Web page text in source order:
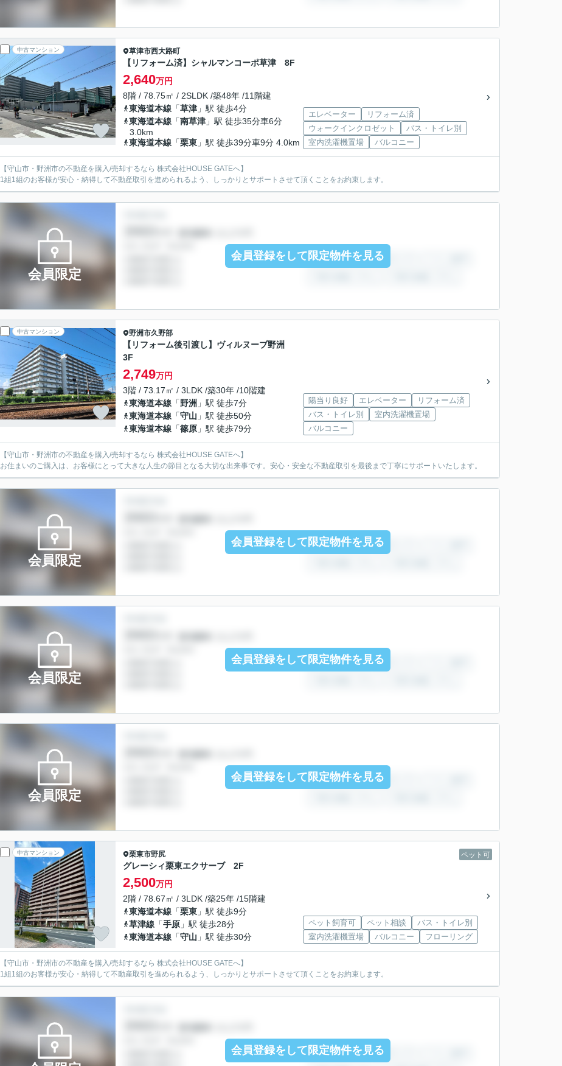
中古マンション 草津市西大路町
【リフォーム済】シャルマンコーポ草津 8F
2,640万円
8階 / 78.75㎡ / 2SLDK /築48年 /11階建
東海道本線 「草津 」駅 徒歩4分
東海道本線 「南草津 」駅 徒歩35分車6分
3.0km
東海道本線 「栗東 」駅 徒歩39分車9分 4.0km
エレベーター
リフォーム済
ウォークインクロゼット
バス・トイレ別
室内洗濯機置場
バルコニー
【守山市・野洲市の不動産を購入/売却するなら 株式会社HOUSE GATEへ】
1組1組のお客様が安心・納得して不動産取引を進められるよう、しっかりとサポートさせて頂くことをお約束します。
会員限定
会員登録をして限定物件を見る
中古マンション 野洲市久野部
【リフォーム後引渡し】ヴィルヌーブ野洲
3F
2,749万円
3階 / 73.17㎡ / 3LDK /築30年 /10階建
東海道本線 「野洲 」駅 徒歩7分
東海道本線 「守山 」駅 徒歩50分
東海道本線 「篠原 」駅 徒歩79分
陽当り良好 エレベーター
リフォーム済
バス・トイレ別
室内洗濯機置場
バルコニー
【守山市・野洲市の不動産を購入/売却するなら 株式会社HOUSE GATEへ】
お住まいのご購入は、お客様にとって大きな人生の節目となる大切な出来事です。安心・安全な不動産取引を最後まで丁寧にサポートいたします。
会員限定
会員登録をして限定物件を見る
会員限定
会員登録をして限定物件を見る
会員限定
会員登録をして限定物件を見る
中古マンション ペット可
栗東市野尻
グレーシィ栗東エクサーブ 2F
2,500万円
2階 / 78.67㎡ / 3LDK /築25年 /15階建
東海道本線 「栗東 」駅 徒歩9分
草津線 「手原 」駅 徒歩28分
東海道本線 「守山 」駅 徒歩30分
ペット飼育可 ペット相談
バス・トイレ別
室内洗濯機置場
バルコニー フローリング
【守山市・野洲市の不動産を購入/売却するなら 株式会社HOUSE GATEへ】
1組1組のお客様が安心・納得して不動産取引を進められるよう、しっかりとサポートさせて頂くことをお約束します。
会員登録をして限定物件を見る